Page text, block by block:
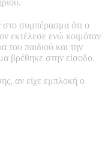
στο συμπέρασμα ότι ο
εκτέλεσε ενώ κοιμόταν
του παιδιού και την
βρέθηκε στην είσοδο.
αν είχε εμπλοκή ο